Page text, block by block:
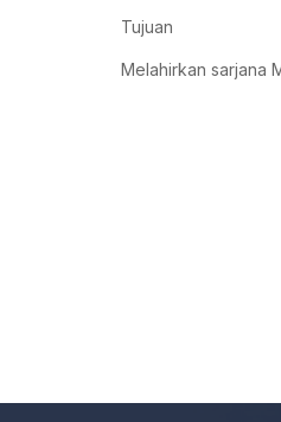
Tujuan
Melahirkan sarjana